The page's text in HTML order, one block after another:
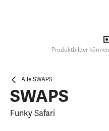
Produktbilder
Alle SWAPS
SWAPS
Funky Safari